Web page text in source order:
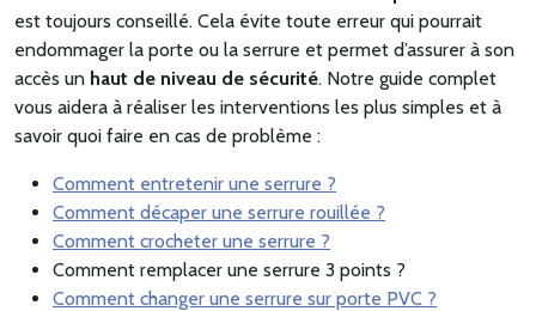
est toujours conseillé. Cela évite toute erreur qui pourrait
endommager la porte ou la serrure et permet d’assurer à son
accès un haut de niveau de sécurité. Notre guide complet
vous aidera à réaliser les interventions les plus simples et à
savoir quoi faire en cas de problème :
Comment entretenir une serrure ?
Comment décaper une serrure rouillée ?
Comment crocheter une serrure ?
Comment remplacer une serrure 3 points ?
Comment changer une serrure sur porte PVC ?